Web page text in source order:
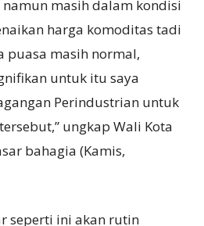
masih dalam kondisi
harga komoditas tadi
puasa masih normal,
untuk itu saya
Perindustrian untuk
ungkap Wali Kota
bahagia (Kamis,
seperti ini akan rutin